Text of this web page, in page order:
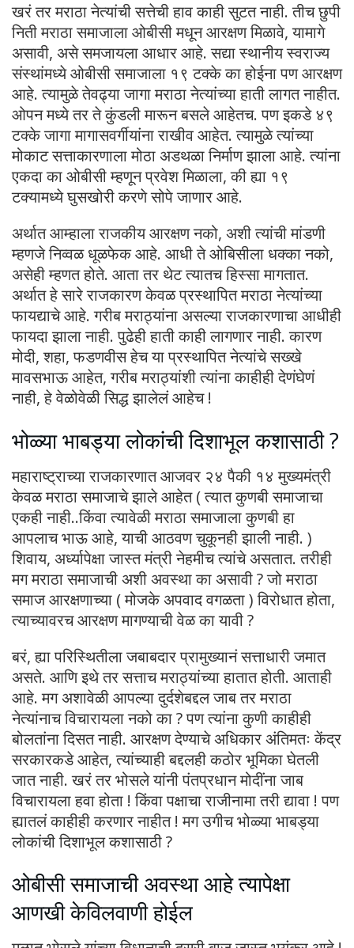
खरं तर मराठा नेत्यांची सत्तेची हाव काही सुटत नाही. तीच छुपी
निती मराठा समाजाला ओबीसी मधून आरक्षण मिळावे, यामागे
असावी, असे समजायला आधार आहे. सद्या स्थानीय स्वराज्य
संस्थांमध्ये ओबीसी समाजाला १९ टक्के का होईना पण आरक्षण
आहे. त्यामुळे तेवढ्या जागा मराठा नेत्यांच्या हाती लागत नाहीत.
ओपन मध्ये तर ते कुंडली मारून बसले आहेतच. पण इकडे ४९
टक्के जागा मागासवर्गीयांना राखीव आहेत. त्यामुळे त्यांच्या
मोकाट सत्ताकारणाला मोठा अडथळा निर्माण झाला आहे. त्यांना
एकदा का ओबीसी म्हणून प्रवेश मिळाला, की ह्या १९
टक्यामध्ये घुसखोरी करणे सोपे जाणार आहे.
अर्थात आम्हाला राजकीय आरक्षण नको, अशी त्यांची मांडणी
म्हणजे निव्वळ धूळफेक आहे. आधी ते ओबिसीला धक्का नको,
असेही म्हणत होते. आता तर थेट त्यातच हिस्सा मागतात.
अर्थात हे सारे राजकारण केवळ प्रस्थापित मराठा नेत्यांच्या
फायद्याचे आहे. गरीब मराठ्यांना असल्या राजकारणाचा आधीही
फायदा झाला नाही. पुढेही हाती काही लागणार नाही. कारण
मोदी, शहा, फडणवीस हेच या प्रस्थापित नेत्यांचे सख्खे
मावसभाऊ आहेत, गरीब मराठ्यांशी त्यांना काहीही देणंघेणं
नाही, हे वेळोवेळी सिद्ध झालेलं आहेच !
भोळ्या भाबड्या लोकांची दिशाभूल कशासाठी ?
महाराष्ट्राच्या राजकारणात आजवर २४ पैकी १४ मुख्यमंत्री
केवळ मराठा समाजाचे झाले आहेत ( त्यात कुणबी समाजाचा
एकही नाही..किंवा त्यावेळी मराठा समाजाला कुणबी हा
आपलाच भाऊ आहे, याची आठवण चुकूनही झाली नाही. )
शिवाय, अर्ध्यापेक्षा जास्त मंत्री नेहमीच त्यांचे असतात. तरीही
मग मराठा समाजाची अशी अवस्था का असावी ? जो मराठा
समाज आरक्षणाच्या ( मोजके अपवाद वगळता ) विरोधात होता,
त्याच्यावरच आरक्षण मागण्याची वेळ का यावी ?
बरं, ह्या परिस्थितीला जबाबदार प्रामुख्यानं सत्ताधारी जमात
असते. आणि इथे तर सत्ताच मराठ्यांच्या हातात होती. आताही
आहे. मग अशावेळी आपल्या दुर्दशेबद्दल जाब तर मराठा
नेत्यांनाच विचारायला नको का ? पण त्यांना कुणी काहीही
बोलतांना दिसत नाही. आरक्षण देण्याचे अधिकार अंतिमतः केंद्र
सरकारकडे आहेत, त्यांच्याही बद्दलही कठोर भूमिका घेतली
जात नाही. खरं तर भोसले यांनी पंतप्रधान मोदींना जाब
विचारायला हवा होता ! किंवा पक्षाचा राजीनामा तरी द्यावा ! पण
ह्यातलं काहीही करणार नाहीत ! मग उगीच भोळ्या भाबड्या
लोकांची दिशाभूल कशासाठी ?
ओबीसी समाजाची अवस्था आहे त्यापेक्षा
आणखी केविलवाणी होईल